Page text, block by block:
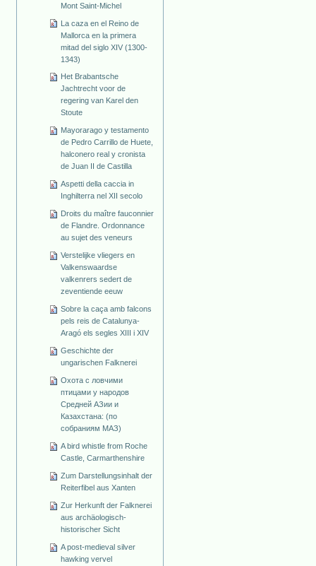
Mont Saint-Michel
La caza en el Reino de
Mallorca en la primera
mitad del siglo XIV (1300-
1343)
Het Brabantsche
Jachtrecht voor de
regering van Karel den
Stoute
Mayorarago y testamento
de Pedro Carrillo de Huete,
halconero real y cronista
de Juan II de Castilla
Aspetti della caccia in
Inghilterra nel XII secolo
Droits du maître fauconnier
de Flandre. Ordonnance
au sujet des veneurs
Verstelijke vliegers en
Valkenswaardse
valkenrers sedert de
zeventiende eeuw
Sobre la caça amb falcons
pels reis de Catalunya-
Aragó els segles XIII i XIV
Geschichte der
ungarischen Falknerei
Охота с ловчими
птицами у народов
Средней АЗии и
Казахстана: (по
собраниям МАЗ)
A bird whistle from Roche
Castle, Carmarthenshire
Zum Darstellungsinhalt der
Reiterfibel aus Xanten
Zur Herkunft der Falknerei
aus archäologisch-
historischer Sicht
A post-medieval silver
hawking vervel